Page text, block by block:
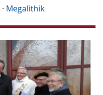
· Megalithik